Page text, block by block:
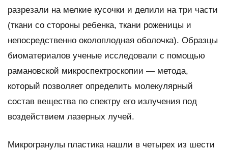
разрезали на мелкие кусочки и делили на три части
(ткани со стороны ребенка, ткани роженицы и
непосредственно околоплодная оболочка). Образцы
биоматериалов ученые исследовали с помощью
рамановской микроспектроскопии — метода,
который позволяет определить молекулярный
состав вещества по спектру его излучения под
воздействием лазерных лучей.
Микрогранулы пластика нашли в четырех из шести